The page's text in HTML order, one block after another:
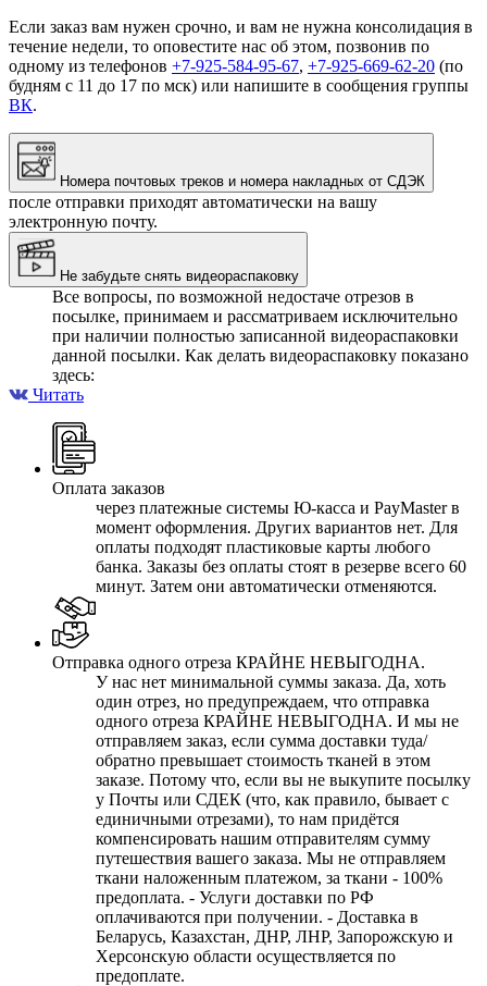
Если заказ вам нужен срочно, и вам не нужна консолидация в
течение недели, то оповестите нас об этом, позвонив по
одному из телефонов +7-925-584-95-67, +7-925-669-62-20 (по
будням с 11 до 17 по мск) или напишите в сообщения группы
ВК.
Номера почтовых треков и номера накладных от СДЭК
после отправки приходят автоматически на вашу
электронную почту.
Не забудьте снять видеораспаковку
Все вопросы, по возможной недостаче отрезов в
посылке, принимаем и рассматриваем исключительно
при наличии полностью записанной видеораспаковки
данной посылки. Как делать видеораспаковку показано
здесь:
Читать
Оплата заказов
через платежные системы Ю-касса и PayMaster в
момент оформления. Других вариантов нет. Для
оплаты подходят пластиковые карты любого
банка. Заказы без оплаты стоят в резерве всего 60
минут. Затем они автоматически отменяются.
Отправка одного отреза КРАЙНЕ НЕВЫГОДНА.
У нас нет минимальной суммы заказа. Да, хоть
один отрез, но предупреждаем, что отправка
одного отреза КРАЙНЕ НЕВЫГОДНА. И мы не
отправляем заказ, если сумма доставки туда/
обратно превышает стоимость тканей в этом
заказе. Потому что, если вы не выкупите посылку
у Почты или СДЕК (что, как правило, бывает с
единичными отрезами), то нам придётся
компенсировать нашим отправителям сумму
путешествия вашего заказа. Мы не отправляем
ткани наложенным платежом, за ткани - 100%
предоплата. - Услуги доставки по РФ
оплачиваются при получении. - Доставка в
Беларусь, Казахстан, ДНР, ЛНР, Запорожскую и
Херсонскую области осуществляется по
предоплате.